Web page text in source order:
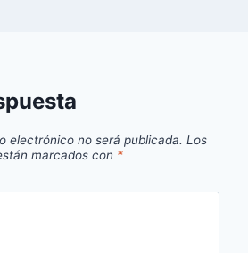
electrónico no será publicada. Los
marcados con *